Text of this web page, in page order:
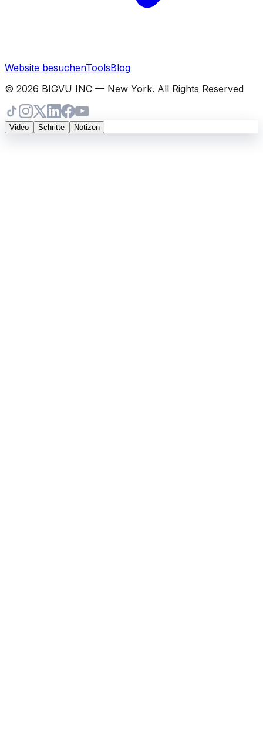
Website besuchenToolsBlog
© 2026 BIGVU INC — New York. All Rights Reserved
Video Schritte Notizen